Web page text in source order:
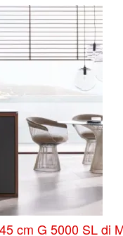
cm G 5000 SL di